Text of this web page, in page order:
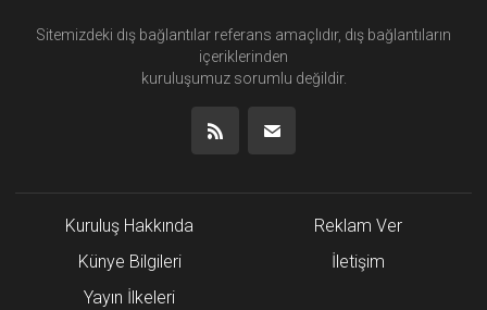
Sitemizdeki dış bağlantılar referans amaçlıdır, dış bağlantıların
içeriklerinden
kuruluşumuz sorumlu değildir.
Kuruluş Hakkında
Künye Bilgileri
Yayın İlkeleri
Reklam Ver
İletişim